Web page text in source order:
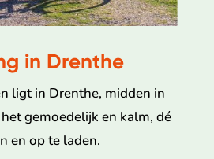
in Drenthe
ligt in Drenthe, midden in
gemoedelijk en kalm, dé
en op te laden.